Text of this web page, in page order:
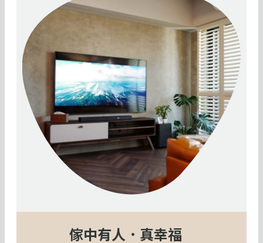
傢中有人．真幸福